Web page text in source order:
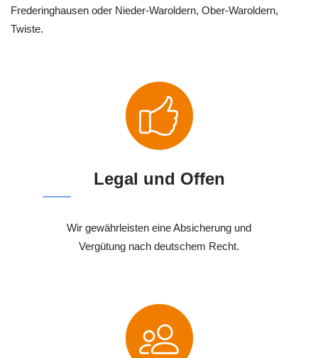
Frederinghausen oder Nieder-Waroldern, Ober-Waroldern,
Twiste.
Legal und Offen
Wir gewährleisten eine Absicherung und
Vergütung nach deutschem Recht.